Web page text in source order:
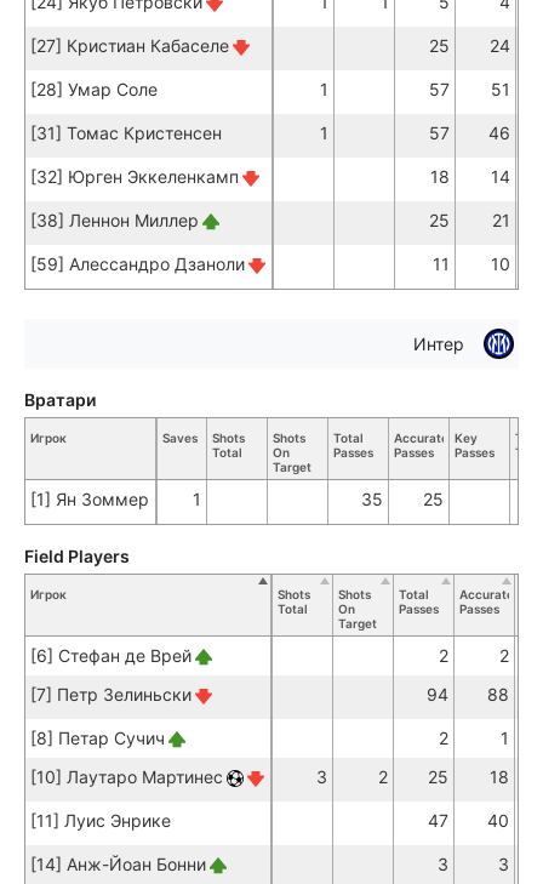
[27] Кристиан Кабаселе 25 24
[28] Умар Соле 1 57 51
[31] Томас Кристенсен 1 57 46
[32] Юрген Эккеленкамп 18 14
[38] Леннон Миллер 25 21
[59] Алессандро Дзаноли 11 10
Интер
Игрок Saves
Shots
Total
Shots
On
Target
Total
Passes
Accurate
Passes
Key
Passes
[1] Ян Зоммер 1 35 25
Вратари
Игрок
Shots
Total
Shots
On
Target
Total
Passes
Accurate
Passes
[6] Стефан де Врей 2
2
[7] Петр Зелиньски
94 88
[8] Петар Сучич 2
1
[10] Лаутаро Мартинес
3 2 25 18
[11] Луис Энрике 47 40
[14] Анж-Йоан Бонни 3 3
Field Players